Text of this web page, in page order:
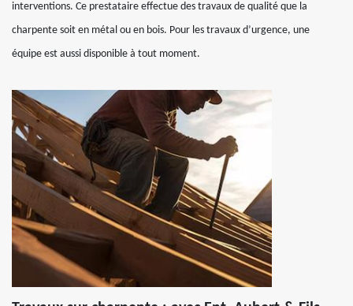
interventions. Ce prestataire effectue des travaux de qualité que la
charpente soit en métal ou en bois. Pour les travaux d’urgence, une
équipe est aussi disponible à tout moment.